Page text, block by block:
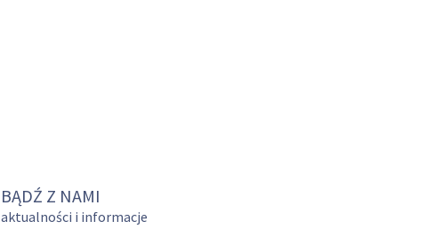
BĄDŹ Z NAMI
aktualności i informacje